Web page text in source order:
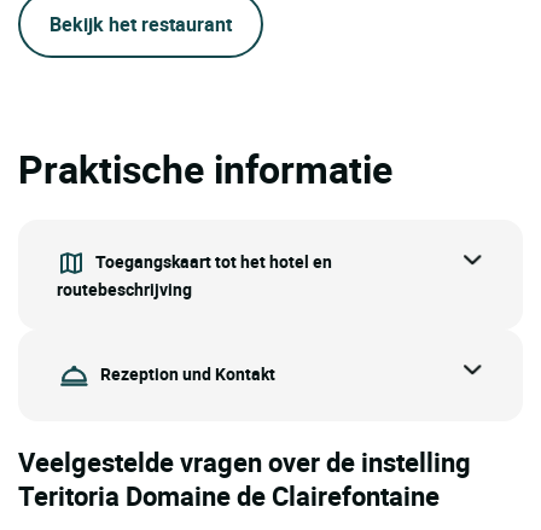
Bekijk het restaurant
Praktische informatie
Toegangskaart tot het hotel en
routebeschrijving
Rezeption und Kontakt
Veelgestelde vragen over de instelling
Teritoria Domaine de Clairefontaine